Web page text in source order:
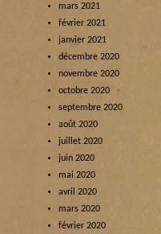
mars 2021
février 2021
janvier 2021
décembre 2020
novembre 2020
octobre 2020
septembre 2020
août 2020
juillet 2020
juin 2020
mai 2020
avril 2020
mars 2020
février 2020